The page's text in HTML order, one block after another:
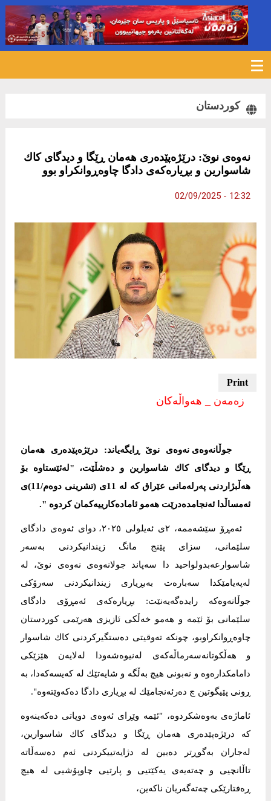
کوردستان
نەوەی نوێ: درێژه‌پێده‌ری هه‌مان ڕێگا و دیدگای كاك
شاسوارین و بڕیارەکەی دادگا چاوەڕوانکراو بوو
12:32 - 02/09/2025
زەمەن _ هەواڵەکان
جوڵانه‌وه‌ی نه‌وه‌ی نوێ ڕایگەیاند: درێژه‌پێده‌ری هه‌مان
ڕێگا و دیدگای كاك شاسوارین و ده‌شڵێت، "له‌ئێستاوه‌ بۆ
هه‌ڵبژاردنی په‌رله‌مانی عێراق كه‌ له‌ 11ی (تشرینی دوه‌م/11)ی
ئه‌مساڵدا ئه‌نجامده‌درێت هه‌مو ئاماده‌كارییه‌كمان كردوه‌ ".
ئەمڕۆ سێشەممە، ٢ی ئەیلولی ٢٠٢٥، دوای ئەوەی دادگای
سلێمانی، سزای پێنج مانگ زیندانیکردنی بەسەر
شاسوارعەبدولواحید دا سەپاند جولانەوەی نەوەی نوێ، لە
له‌په‌یامێكدا سه‌باره‌ت به‌بڕیاری زیندانیكردنی سه‌رۆكی
جوڵانه‌وه‌كه‌ رایده‌گه‌یه‌نێت: بڕیاره‌كه‌ی ئه‌مڕۆی دادگای
سلێمانی بۆ ئێمه‌ و هه‌مو خه‌ڵكی ئازیزی هه‌رێمی كوردستان
چاوه‌ڕوانكراوبو، چونكه‌ ته‌وقیتی ده‌ستگیركردنی كاك شاسوار
و هه‌ڵكوتانه‌سه‌رماڵه‌كه‌ی له‌نیوه‌شه‌ودا له‌لایه‌ن هێزێكی
دامامكداره‌وه‌ و نه‌بونی هیچ به‌ڵگه‌ و شایه‌تێك له‌ كه‌یسه‌كه‌دا، به‌
ڕونی پێیگوتین چ ده‌رئه‌نجامێك له‌ بڕیاری دادگا ده‌كه‌وێته‌وه‌".
ئاماژه‌ی به‌وه‌شكردوه‌، "ئێمه‌ وێڕای ئه‌وه‌ی دوپاتی ده‌كه‌ینه‌وه‌
كه‌ درێژه‌پێده‌ری هه‌مان ڕێگا و دیدگای كاك شاسوارین،
له‌جاران به‌گوڕتر ده‌بین له‌ دژایه‌تییكردنی ئه‌م ده‌سه‌ڵاته‌
تاڵانچیی و چه‌ته‌یه‌ی یه‌كێتیی و پارتیی چاوپۆشیی له‌ هیچ
ڕه‌فتارێكی چه‌ته‌گه‌ریان ناكه‌ین،